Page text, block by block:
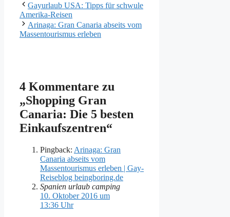
Gayurlaub USA: Tipps für schwule
Amerika-Reisen
Arinaga: Gran Canaria abseits vom
Massentourismus erleben
4 Kommentare zu
„Shopping Gran
Canaria: Die 5 besten
Einkaufszentren“
Pingback: Arinaga: Gran
Canaria abseits vom
Massentourismus erleben | Gay-
Reiseblog beingboring.de
Spanien urlaub camping
10. Oktober 2016 um
13:36 Uhr